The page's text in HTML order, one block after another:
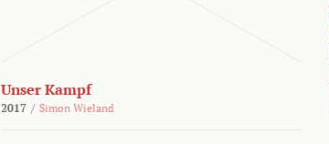
Unser Kampf
2017 / Simon Wieland